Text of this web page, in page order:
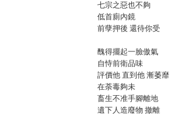
七宗之惡也不夠
低首廁內鏡
前孽押後 還待你受
醜得擺起一臉傲氣
自恃前衛品味
評價他 直到他 漸萎靡
在荼毒夠未
畜生不准手腳離地
遺下人造廢物 撤離